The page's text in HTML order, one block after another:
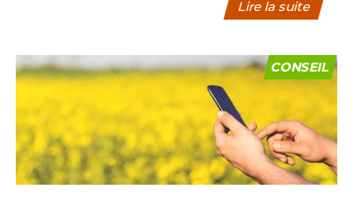
Lire la suite
CONSEIL